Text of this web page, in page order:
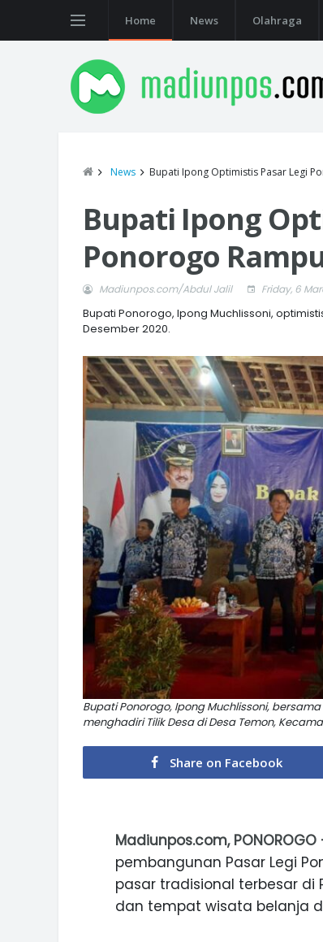
Home News Olahraga
News Bupati Ipong Optimistis Pasar Legi
Bupati Ipong
Ponorogo
Madiunpos.com/Abdul Jalil Friday, 6
Bupati Ponorogo, Ipong Muchlissoni,
Desember 2020.
Bupati Ponorogo, Ipong Muchlissoni,
menghadiri Tilik Desa di Desa Temon,
Share on Facebook
Madiunpos.com, PONOROGO
pembangunan Pasar Legi
pasar tradisional terbesar di
dan tempat wisata belanja